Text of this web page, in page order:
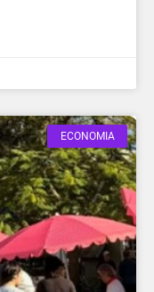
ECONOMIA